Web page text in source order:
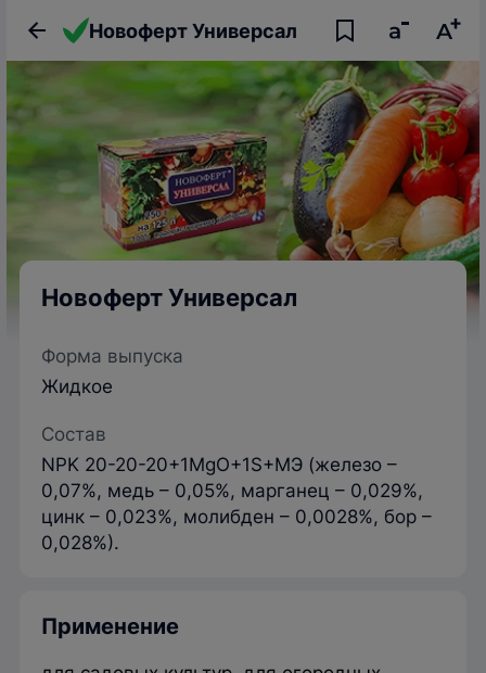
Новоферт Универсал
Новоферт Универсал
Форма выпуска
Жидкое
Состав
NPK 20-20-20+1MgO+1S+МЭ (железо –
0,07%, медь – 0,05%, марганец – 0,029%,
цинк – 0,023%, молибден – 0,0028%, бор –
0,028%).
Применение